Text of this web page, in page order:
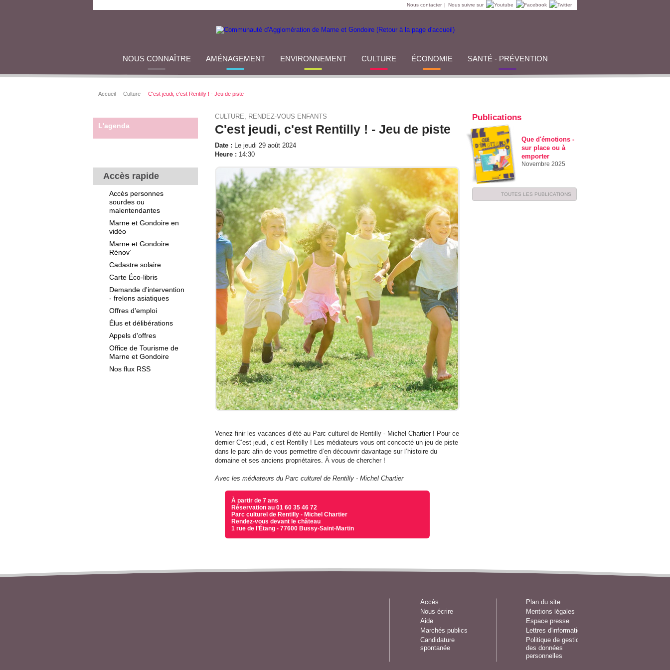
Nous contacter | Nous suivre sur
NOUS CONNAÎTRE AMÉNAGEMENT ENVIRONNEMENT CULTURE ÉCONOMIE SANTÉ - PRÉVENTION
Accueil Culture C'est jeudi, c'est Rentilly ! - Jeu de piste
L'agenda
Accès rapide
Accès personnes
sourdes ou
malentendantes
Marne et Gondoire en
vidéo
Marne et Gondoire
Rénov’
Cadastre solaire
Carte Éco-libris
Demande d'intervention
- frelons asiatiques
Offres d'emploi
Élus et délibérations
Appels d'offres
Office de Tourisme de
Marne et Gondoire
Nos flux RSS
CULTURE, RENDEZ-VOUS ENFANTS
C'est jeudi, c'est Rentilly ! - Jeu de piste
Date : Le jeudi 29 août 2024
Heure : 14:30
Venez finir les vacances d’été au Parc culturel de Rentilly - Michel Chartier ! Pour ce
dernier C’est jeudi, c’est Rentilly ! Les médiateurs vous ont concocté un jeu de piste
dans le parc afin de vous permettre d’en découvrir davantage sur l’histoire du
domaine et ses anciens propriétaires. À vous de chercher !
Avec les médiateurs du Parc culturel de Rentilly - Michel Chartier
À partir de 7 ans
Réservation au 01 60 35 46 72
Parc culturel de Rentilly - Michel Chartier
Rendez-vous devant le château
1 rue de l’Étang - 77600 Bussy-Saint-Martin
Publications
Que d'émotions -
sur place ou à
emporter
Novembre 2025
TOUTES LES PUBLICATIONS
Accès
Plan du site
Nous écrire
Mentions légales
Aide
Espace presse
Marchés publics
Lettres d'information
Candidature
spontanée
Politique de gestion
des données
personnelles